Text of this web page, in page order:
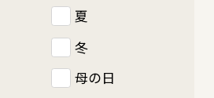
夏
冬
母の日